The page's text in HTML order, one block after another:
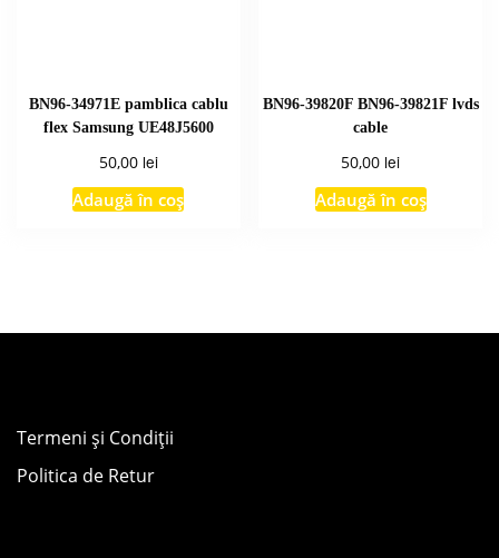
BN96-34971E pamblica cablu
flex Samsung UE48J5600
50,00 lei
Adaugă în coș
BN96-39820F BN96-39821F lvds
cable
50,00 lei
Adaugă în coș
Termeni și Condiții
Politica de Retur